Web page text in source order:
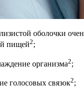
оболочки
пищей2;
организма2;
голосовых связок2;